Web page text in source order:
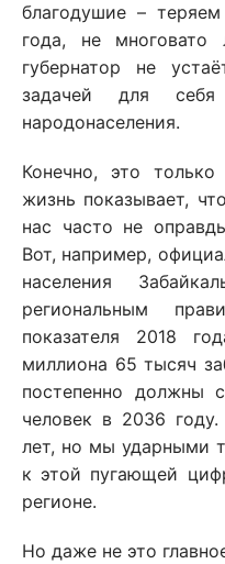
благодушие –
года, не
губернатор не
задачей для
народонаселения.
Конечно, это только
жизнь показывает,
нас часто не
Вот, например,
населения
региональным
показателя 2018
миллиона 65 тысяч
постепенно должны
человек в 2036
лет, но мы ударными
к этой пугающей
регионе.
Но даже не это